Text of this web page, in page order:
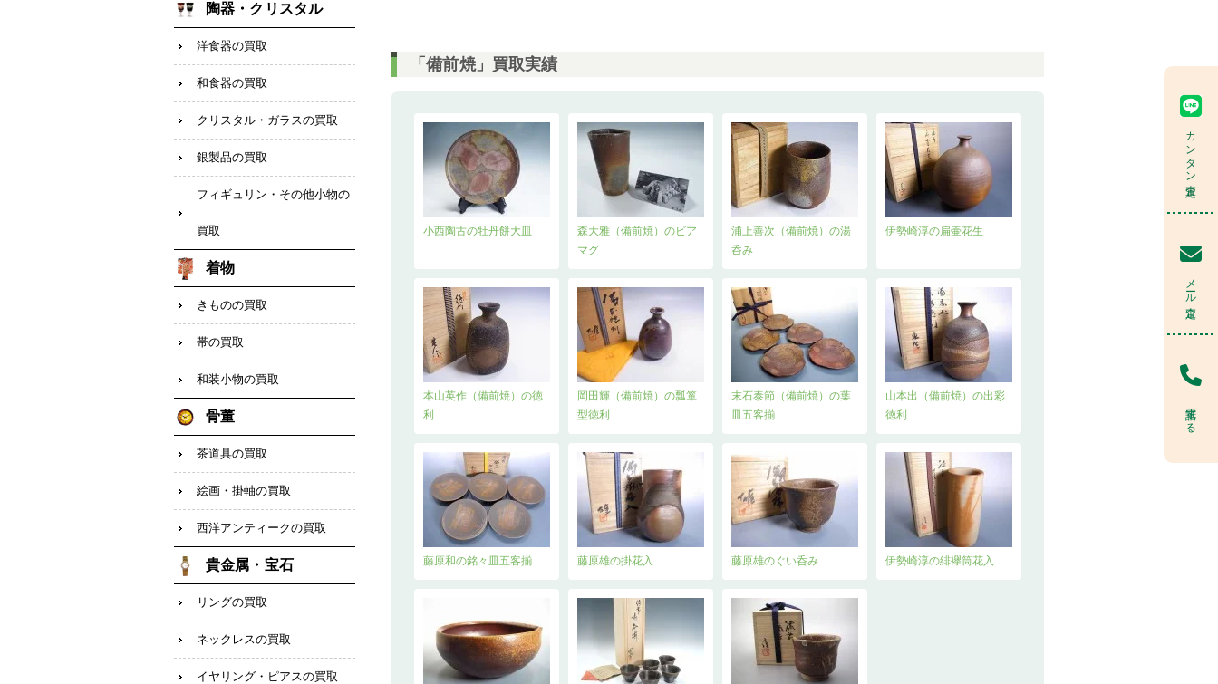
カンタン査定
メール査定
電話する
「備前焼」買取実績
小西陶古の牡丹餅大皿
森大雅（備前焼）のビア
マグ
浦上善次（備前焼）の湯
呑み
伊勢崎淳の扁壷花生
本山英作（備前焼）の徳
利
岡田輝（備前焼）の瓢箪
型徳利
末石泰節（備前焼）の葉
皿五客揃
山本出（備前焼）の出彩
徳利
藤原和の銘々皿五客揃 藤原雄の掛花入 藤原雄のぐい呑み 伊勢崎淳の緋襷筒花入
陶器・クリスタル
洋食器の買取
和食器の買取
クリスタル・ガラスの買取
銀製品の買取
フィギュリン・その他小物の
買取
着物
きものの買取
帯の買取
和装小物の買取
骨董
茶道具の買取
絵画・掛軸の買取
西洋アンティークの買取
貴金属・宝石
リングの買取
ネックレスの買取
イヤリング・ピアスの買取